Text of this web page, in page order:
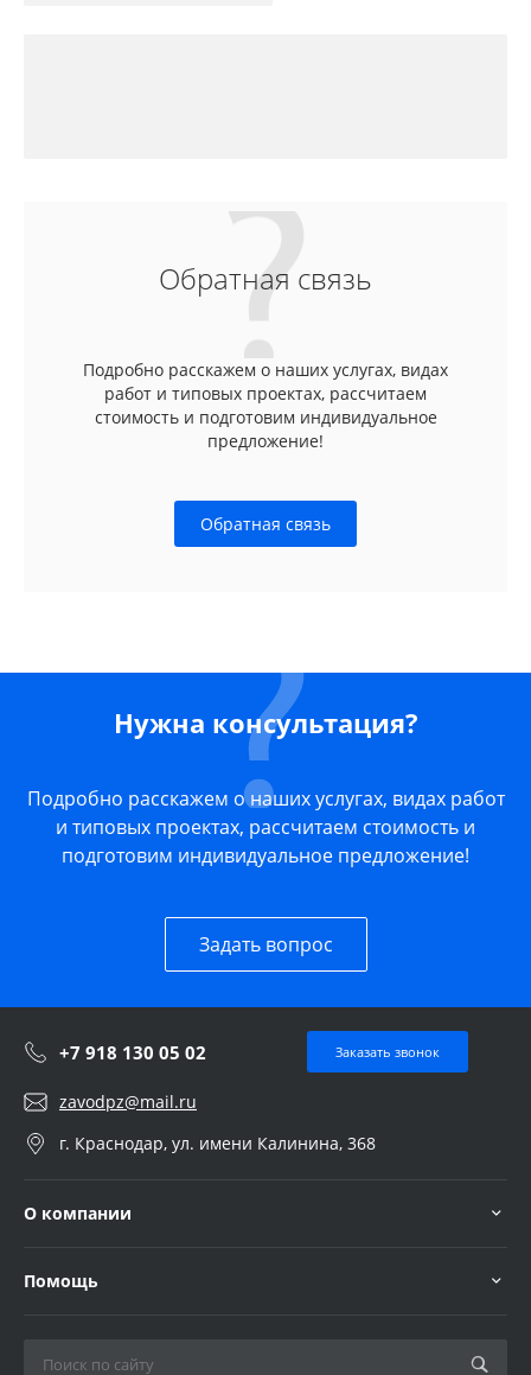
Обратная связь
Подробно расскажем о наших услугах, видах
работ и типовых проектах, рассчитаем
стоимость и подготовим индивидуальное
предложение!
Обратная связь
Нужна консультация?
Подробно расскажем о наших услугах, видах работ
и типовых проектах, рассчитаем стоимость и
подготовим индивидуальное предложение!
Задать вопрос
+7 918 130 05 02 Заказать звонок
zavodpz@mail.ru
г. Краснодар, ул. имени Калинина, 368
О компании
Помощь